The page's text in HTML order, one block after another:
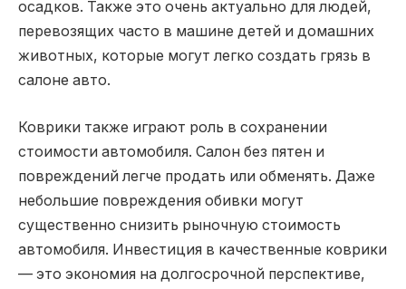
осадков. Также это очень актуально для людей,
перевозящих часто в машине детей и домашних
животных, которые могут легко создать грязь в
салоне авто.
Коврики также играют роль в сохранении
стоимости автомобиля. Салон без пятен и
повреждений легче продать или обменять. Даже
небольшие повреждения обивки могут
существенно снизить рыночную стоимость
автомобиля. Инвестиция в качественные коврики
— это экономия на долгосрочной перспективе,